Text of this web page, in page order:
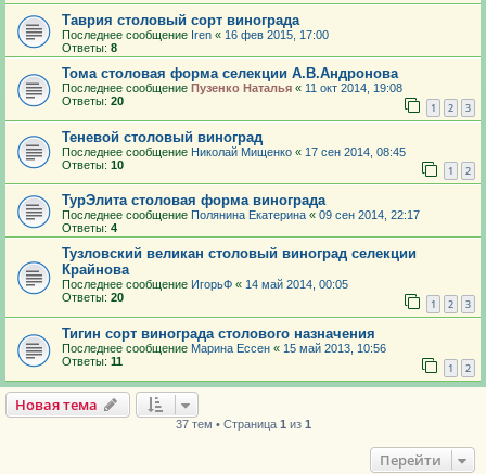
Таврия столовый сорт винограда
Последнее сообщение Iren « 16 фев 2015, 17:00
Ответы: 8
Тома столовая форма селекции А.В.Андронова
Последнее сообщение Пузенко Наталья « 11 окт 2014, 19:08
Ответы: 20 1 2 3
Теневой столовый виноград
Последнее сообщение Николай Мищенко « 17 сен 2014, 08:45
Ответы: 10 1 2
ТурЭлита столовая форма винограда
Последнее сообщение Полянина Екатерина « 09 сен 2014, 22:17
Ответы: 4
Тузловский великан столовый виноград селекции
Крайнова
Последнее сообщение ИгорьФ « 14 май 2014, 00:05
Ответы: 20 1 2 3
Тигин сорт винограда столового назначения
Последнее сообщение Марина Ессен « 15 май 2013, 10:56
Ответы: 11 1 2
Новая тема
37 тем • Страница 1 из 1
Перейти